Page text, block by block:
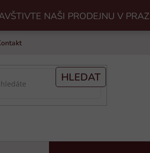
NAŠI PRODEJNU V
HLEDAT